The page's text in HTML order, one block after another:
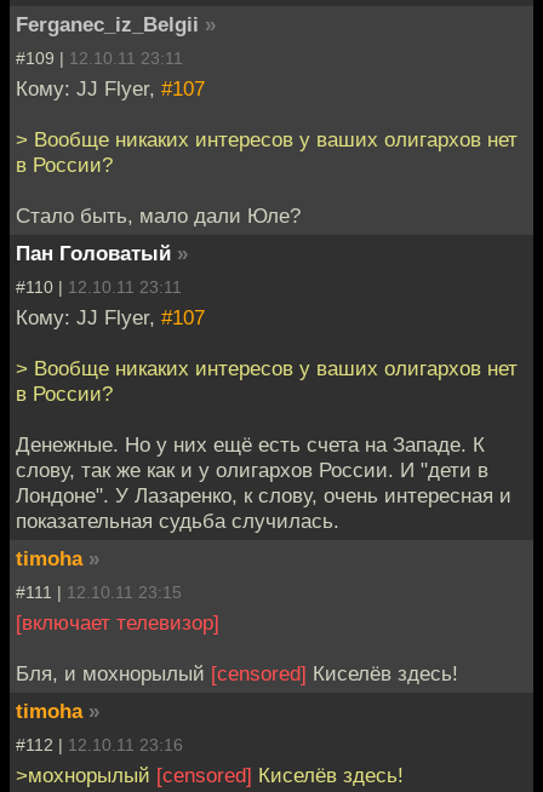
Ferganec_iz_Belgii »
#109 | 12.10.11 23:11
Кому: JJ Flyer, #107
> Вообще никаких интересов у ваших олигархов нет
в России?
Стало быть, мало дали Юле?
Пан Головатый »
#110 | 12.10.11 23:11
Кому: JJ Flyer, #107
> Вообще никаких интересов у ваших олигархов нет
в России?
Денежные. Но у них ещё есть счета на Западе. К
слову, так же как и у олигархов России. И "дети в
Лондоне". У Лазаренко, к слову, очень интересная и
показательная судьба случилась.
timoha »
#111 | 12.10.11 23:15
[включает телевизор]
Бля, и мохнорылый [censored] Киселёв здесь!
timoha »
#112 | 12.10.11 23:16
>мохнорылый [censored] Киселёв здесь!